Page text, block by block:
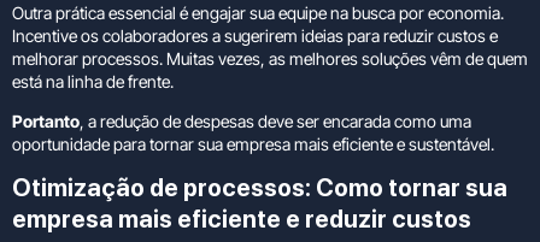
Outra prática essencial é engajar sua equipe na busca por economia.
Incentive os colaboradores a sugerirem ideias para reduzir custos e
melhorar processos. Muitas vezes, as melhores soluções vêm de quem
está na linha de frente.
Portanto, a redução de despesas deve ser encarada como uma
oportunidade para tornar sua empresa mais eficiente e sustentável.
Otimização de processos: Como tornar sua
empresa mais eficiente e reduzir custos